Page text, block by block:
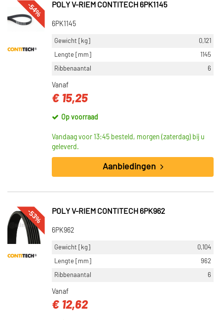
-54% POLY V-RIEM CONTITECH 6PK1145
6PK1145
Gewicht [kg]
0,121
Lengte [mm]
1145
Ribbenaantal
6
Vanaf
€ 15,25
Op voorraad
Vandaag voor 13:45 besteld, morgen (zaterdag) bij u
geleverd.
Aanbiedingen
-53% POLY V-RIEM CONTITECH 6PK962
6PK962
Gewicht [kg]
0,104
Lengte [mm]
962
Ribbenaantal
6
Vanaf
€ 12,62